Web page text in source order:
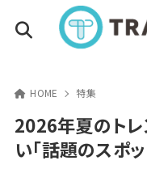
HOME 特集
2026年夏のト
い「話題のスポ